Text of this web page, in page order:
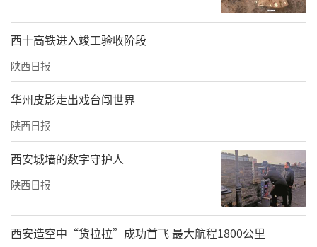
西十高铁进入竣工验收阶段
陕西日报
华州皮影走出戏台闯世界
陕西日报
西安城墙的数字守护人
陕西日报
西安造空中“货拉拉”成功首飞 最大航程1800公里